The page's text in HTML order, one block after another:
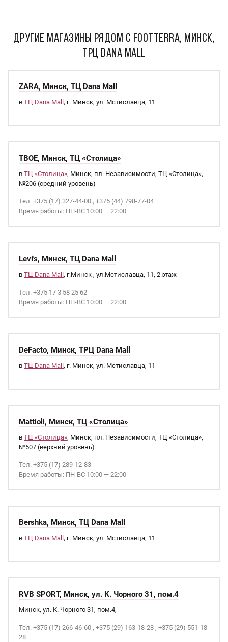
ДРУГИЕ МАГАЗИНЫ РЯДОМ С Footterra, Минск,
ТРЦ Dana Mall
ZARA, Минск, ТЦ Dana Mall
в ТЦ Dana Mall , г. Минск, ул. Мстиславца, 11
ТВОЕ, Минск, ТЦ «Столица»
в ТЦ «Столица», Минск, пл. Независимости, ТЦ «Столица»,
№206 (средний уровень)
Тел. +375 (17) 327-44-00 , +375 (44) 798-77-04
Время работы: ПН-ВС 10:00 — 22:00
Levi's, Минск, ТЦ Dana Mall
в ТЦ Dana Mall , г.Минск , ул.Мстиславца, 11, 2 этаж
Тел. +375 17 3 58 25 62
Время работы: ПН-ВС 10:00 — 22:00
DeFacto, Минск, ТРЦ Dana Mall
в ТЦ Dana Mall , г. Минск, ул. Мстиславца, 11
Mattioli, Минск, ТЦ «Столица»
в ТЦ «Столица», Минск, пл. Независимости, ТЦ «Столица»,
№507 (верхний уровень)
Тел. +375 (17) 289-12-83
Время работы: ПН-ВС 10:00 — 22:00
Bershka, Минск, ТЦ Dana Mall
в ТЦ Dana Mall , г. Минск, ул. Мстиславца, 11
RVB SPORT, Минск, ул. К. Чорного 31, пом.4
Минск, ул. К. Чорного 31, пом.4,
Тел. +375 (17) 266-46-60 , +375 (29) 163-18-28 , +375 (29) 551-18-
28